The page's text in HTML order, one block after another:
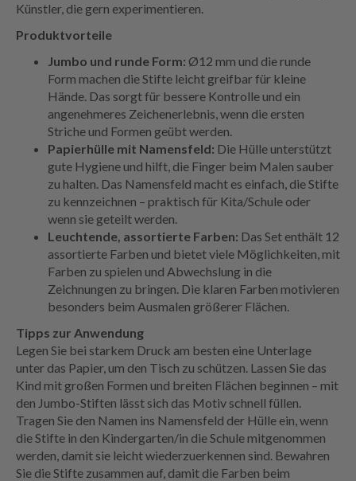
Künstler, die gern experimentieren.
Produktvorteile
Jumbo und runde Form: Ø12 mm und die runde
Form machen die Stifte leicht greifbar für kleine
Hände. Das sorgt für bessere Kontrolle und ein
angenehmeres Zeichenerlebnis, wenn die ersten
Striche und Formen geübt werden.
Papierhülle mit Namensfeld: Die Hülle unterstützt
gute Hygiene und hilft, die Finger beim Malen sauber
zu halten. Das Namensfeld macht es einfach, die Stifte
zu kennzeichnen – praktisch für Kita/Schule oder
wenn sie geteilt werden.
Leuchtende, assortierte Farben: Das Set enthält 12
assortierte Farben und bietet viele Möglichkeiten, mit
Farben zu spielen und Abwechslung in die
Zeichnungen zu bringen. Die klaren Farben motivieren
besonders beim Ausmalen größerer Flächen.
Tipps zur Anwendung
Legen Sie bei starkem Druck am besten eine Unterlage
unter das Papier, um den Tisch zu schützen. Lassen Sie das
Kind mit großen Formen und breiten Flächen beginnen – mit
den Jumbo-Stiften lässt sich das Motiv schnell füllen.
Tragen Sie den Namen ins Namensfeld der Hülle ein, wenn
die Stifte in den Kindergarten/in die Schule mitgenommen
werden, damit sie leicht wiederzuerkennen sind. Bewahren
Sie die Stifte zusammen auf, damit die Farben beim